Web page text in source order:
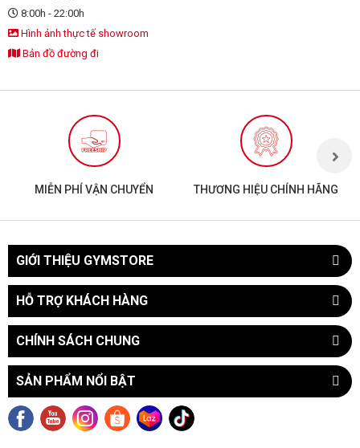
8:00h - 22:00h
Hình ảnh thực tế showroom
Bản đồ đường đi
MIỄN PHÍ VẬN CHUYỂN THƯƠNG HIỆU CHÍNH HÃNG
GIỚI THIỆU GYMSTORE
HỖ TRỢ KHÁCH HÀNG
CHÍNH SÁCH CHUNG
SẢN PHẨM NỔI BẬT